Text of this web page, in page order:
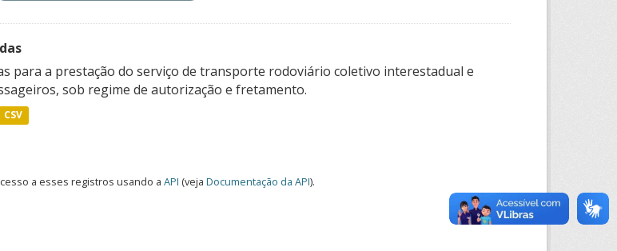
para a prestação do serviço de transporte rodoviário coletivo interestadual e
sob regime de autorização e fretamento.
CSV
a esses registros usando a API (veja Documentação da API).